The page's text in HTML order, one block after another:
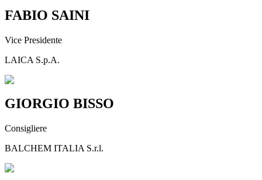
FABIO SAINI
Vice Presidente
LAICA S.p.A.
GIORGIO BISSO
Consigliere
BALCHEM ITALIA S.r.l.